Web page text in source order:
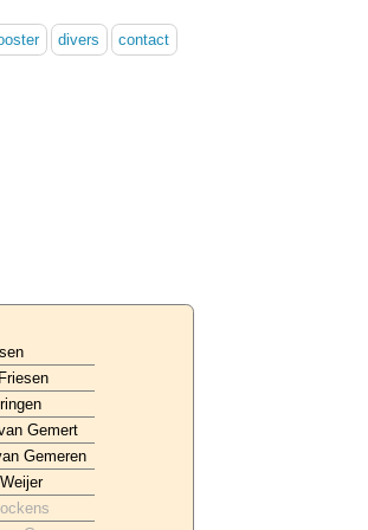
divers contact
Gemert
Gemeren